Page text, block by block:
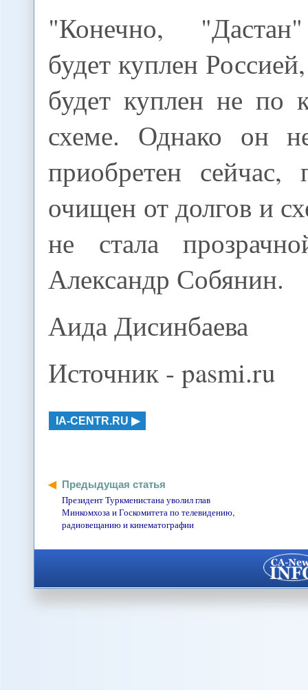
"Конечно,
будет куплен
будет куплен не по
схеме. Однако он
приобретен сейчас,
очищен от долгов и
не стала
Александр Собянин.
Аида Дисинбаева
Источник - pasmi.ru
IA-CENTR.RU
Предыдущая статья
Президент Туркменистана уволил глав
Минкомхоза и Госкомитета по телевидению,
радиовещанию и кинематографии